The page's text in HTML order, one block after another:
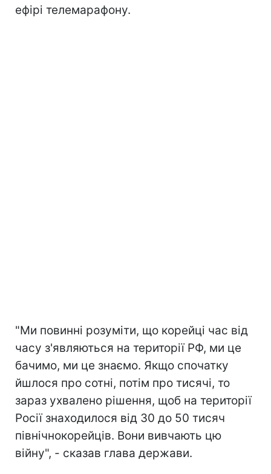
ефірі телемарафону.
"Ми повинні розуміти, що корейці час від
часу з'являються на території РФ, ми це
бачимо, ми це знаємо. Якщо спочатку
йшлося про сотні, потім про тисячі, то
зараз ухвалено рішення, щоб на території
Росії знаходилося від 30 до 50 тисяч
північнокорейців. Вони вивчають цю
війну", - сказав глава держави.